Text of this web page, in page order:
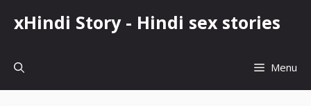
xHindi Story - Hindi sex stories
Menu